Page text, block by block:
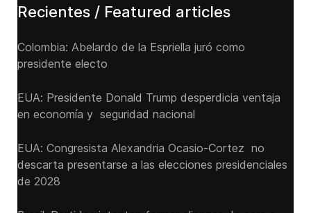
Recientes / Featured articles
Colombia: Abelardo de la Espriella juró como
presidente electo
EUA: Presidente Donald Trump desperdicia ventaja
en economía y seguridad nacional
EUA: Congresista Alexandria Ocasio-Cortez no
descarta presentarse a las elecciones presidenciales
de 2028